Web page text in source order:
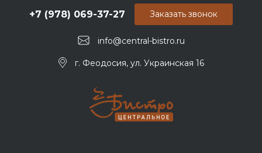
info@central-bistro.ru
+7 (978) 069-37-27
г. Феодосия, ул. Украинская 16
Заказать звонок